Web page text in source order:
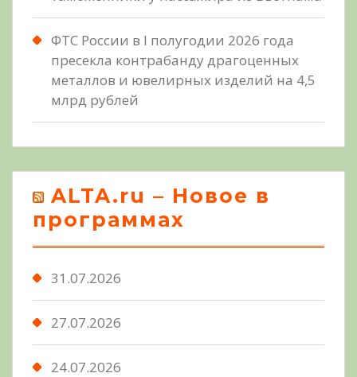
ФТС России в I полугодии 2026 года
пресекла контрабанду драгоценных
металлов и ювелирных изделий на 4,5
млрд рублей
ALTA.ru – Новое в
программах
31.07.2026
27.07.2026
24.07.2026